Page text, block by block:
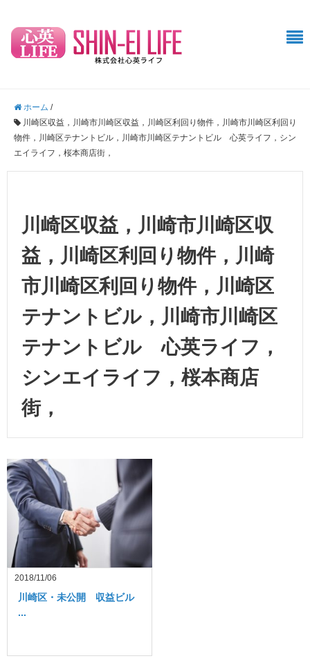
ホーム /
川崎区収益，川崎市川崎区収益，川崎区利回り物件，川崎市川崎区利回り
物件，川崎区テナントビル，川崎市川崎区テナントビル 心英ライフ，シン
エイライフ，桜本商店街，
川崎区収益，川崎市川崎区収
益，川崎区利回り物件，川崎
市川崎区利回り物件，川崎区
テナントビル，川崎市川崎区
テナントビル 心英ライフ，
シンエイライフ，桜本商店
街，
2018/11/06
川崎区・未公開 収益ビル
...